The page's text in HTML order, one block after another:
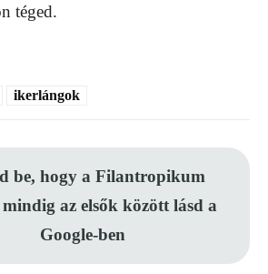
téged.
ikerlángok
be, hogy a Filantropikum
az elsők között lásd a
Google-ben